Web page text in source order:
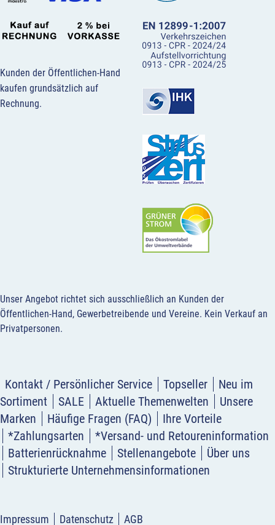
Kunden der Öffentlichen-Hand
kaufen grundsätzlich auf
Rechnung.
Unser Angebot richtet sich ausschließlich an Kunden der
Öffentlichen-Hand, Gewerbetreibende und Vereine. Kein Verkauf an
Privatpersonen.
Kontakt / Persönlicher Service Topseller
Neu im
Sortiment
SALE Aktuelle Themenwelten
Unsere
Marken
Häufige Fragen (FAQ)
Ihre Vorteile
*Zahlungsarten
*Versand- und Retoureninformation
Batterienrücknahme
Stellenangebote
Über uns
Strukturierte Unternehmensinformationen
Impressum Datenschutz AGB